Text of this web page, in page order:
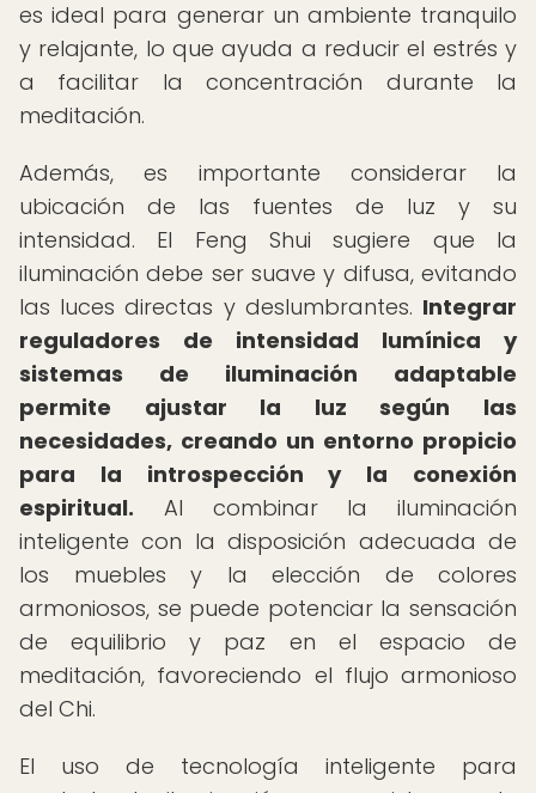
es ideal para generar un ambiente tranquilo
y relajante, lo que ayuda a reducir el estrés y
a facilitar la concentración durante la
meditación.
Además, es importante considerar la
ubicación de las fuentes de luz y su
intensidad. El Feng Shui sugiere que la
iluminación debe ser suave y difusa, evitando
las luces directas y deslumbrantes. Integrar
reguladores de intensidad lumínica y
sistemas de iluminación adaptable
permite ajustar la luz según las
necesidades, creando un entorno propicio
para la introspección y la conexión
espiritual. Al combinar la iluminación
inteligente con la disposición adecuada de
los muebles y la elección de colores
armoniosos, se puede potenciar la sensación
de equilibrio y paz en el espacio de
meditación, favoreciendo el flujo armonioso
del Chi.
El uso de tecnología inteligente para